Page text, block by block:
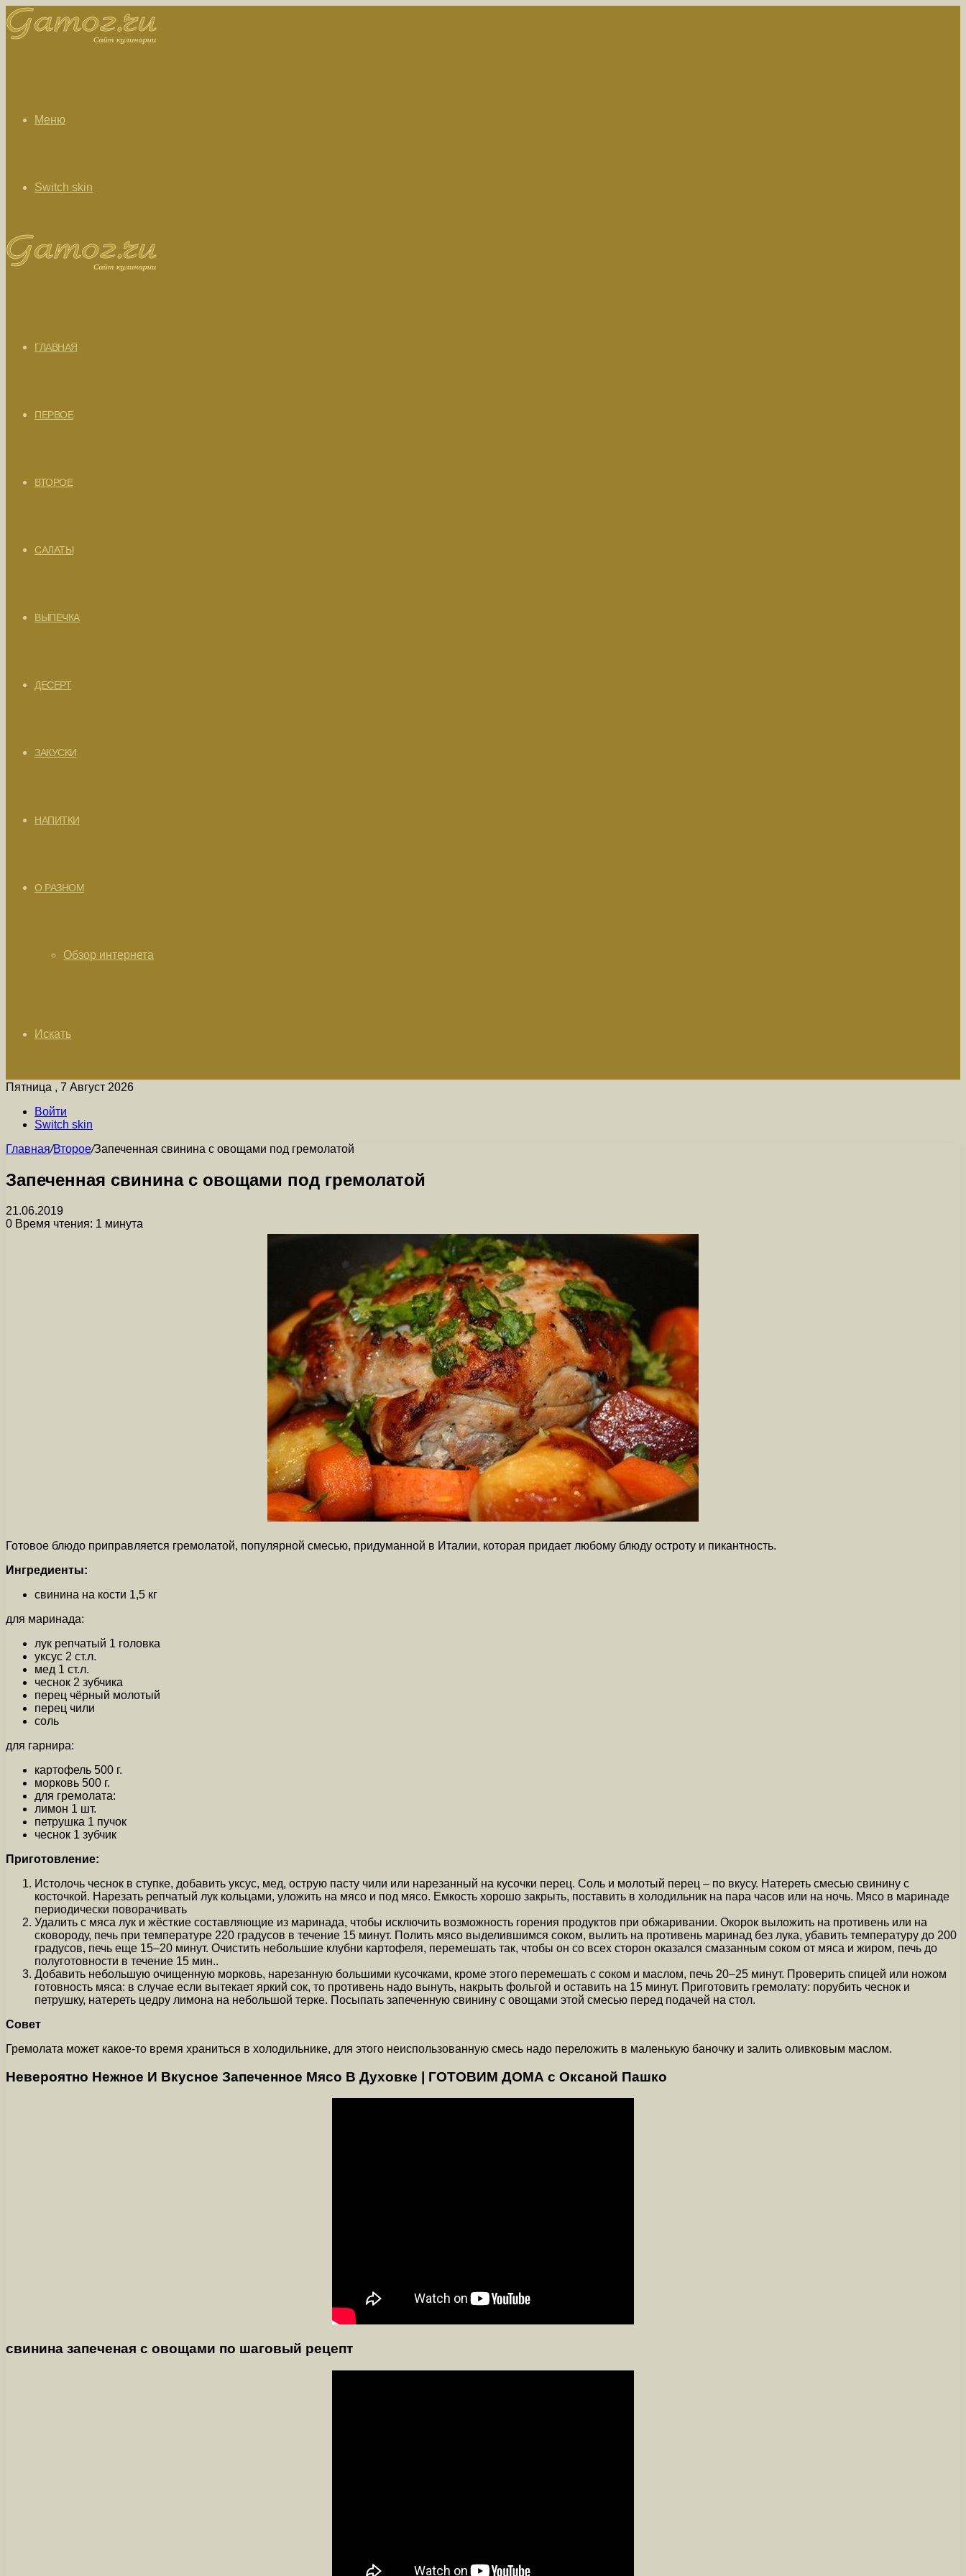
Меню
Switch skin
ГЛАВНАЯ
ПЕРВОЕ
ВТОРОЕ
САЛАТЫ
ВЫПЕЧКА
ДЕСЕРТ
ЗАКУСКИ
НАПИТКИ
О РАЗНОМ
Обзор интернета
Искать
Пятница , 7 Август 2026
Войти
Switch skin
Главная/Второе/Запеченная свинина с овощами под гремолатой
Запеченная свинина с овощами под гремолатой
21.06.2019
0 Время чтения: 1 минута
Готовое блюдо приправляется гремолатой, популярной смесью, придуманной в Италии, которая придает любому блюду остроту и пикантность.
Ингредиенты:
свинина на кости 1,5 кг
для маринада:
лук репчатый 1 головка
уксус 2 ст.л.
мед 1 ст.л.
чеснок 2 зубчика
перец чёрный молотый
перец чили
соль
для гарнира:
картофель 500 г.
морковь 500 г.
для гремолата:
лимон 1 шт.
петрушка 1 пучок
чеснок 1 зубчик
Приготовление:
Истолочь чеснок в ступке, добавить уксус, мед, острую пасту чили или нарезанный на кусочки перец. Соль и молотый перец – по вкусу. Натереть смесью свинину с
косточкой. Нарезать репчатый лук кольцами, уложить на мясо и под мясо. Емкость хорошо закрыть, поставить в холодильник на пара часов или на ночь. Мясо в маринаде
периодически поворачивать
Удалить с мяса лук и жёсткие составляющие из маринада, чтобы исключить возможность горения продуктов при обжаривании. Окорок выложить на противень или на
сковороду, печь при температуре 220 градусов в течение 15 минут. Полить мясо выделившимся соком, вылить на противень маринад без лука, убавить температуру до 200
градусов, печь еще 15–20 минут. Очистить небольшие клубни картофеля, перемешать так, чтобы он со всех сторон оказался смазанным соком от мяса и жиром, печь до
полуготовности в течение 15 мин..
Добавить небольшую очищенную морковь, нарезанную большими кусочками, кроме этого перемешать с соком и маслом, печь 20–25 минут. Проверить спицей или ножом
готовность мяса: в случае если вытекает яркий сок, то противень надо вынуть, накрыть фольгой и оставить на 15 минут. Приготовить гремолату: порубить чеснок и
петрушку, натереть цедру лимона на небольшой терке. Посыпать запеченную свинину с овощами этой смесью перед подачей на стол.
Совет
Гремолата может какое-то время храниться в холодильнике, для этого неиспользованную смесь надо переложить в маленькую баночку и залить оливковым маслом.
Невероятно Нежное И Вкусное Запеченное Мясо В Духовке | ГОТОВИМ ДОМА с Оксаной Пашко
свинина запеченая с овощами по шаговый рецепт